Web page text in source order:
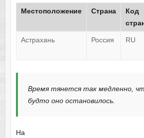
Местоположение Страна
Код
Астрахань Россия RU
Время тянется так медленно,
будто оно остановилось.
На